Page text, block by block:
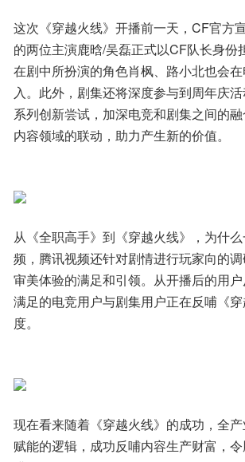
这次《穿越火线》开播前一天，CF官方
的两位主演鹿晗/吴磊正式以CF队长身份
在剧中所扮演的角色肖枫、路小北也会
入。此外，剧集还将深度参与到周年庆
系列创新尝试，加深电竞和剧集之间的
内容领域的联动，助力产生新的价值。
从《全职高手》到《穿越火线》，为什
频，腾讯视频还针对剧情进行玩家向的
审美体验的满足和引领。从开播后的用
满足的电竞用户与剧集用户正在反哺《
度。
现在看来随着《穿越火线》的成功，全
赋能的逻辑，成功反哺内容生产财富，